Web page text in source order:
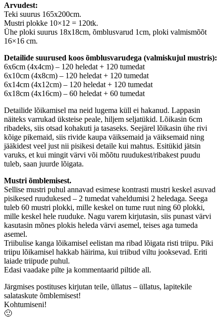
Arvudest:
Teki suurus 165x200cm.
Mustri plokke 10×12 = 120tk.
Ühe ploki suurus 18x18cm, õmblusvarud 1cm, ploki valmismõõt
16×16 cm.
Detailide suurused koos õmblusvarudega (valmiskujul mustris):
6x6cm (4x4cm) – 120 heledat + 120 tumedat
6x10cm (4x8cm) – 120 heledat + 120 tumedat
6x14cm (4x12cm) – 120 heledat + 120 tumedat
6x18cm (4x16cm) – 60 heledat + 60 tumedat
Detailide lõikamisel ma neid lugema küll ei hakanud. Lappasin
näiteks varrukad üksteise peale, hiljem seljatükid. Lõikasin 6cm
ribadeks, siis otsad kohakuti ja tasaseks. Seejärel lõikasin ühe rivi
kõige pikemaid, siis rivide kaupa väiksemaid ja väiksemaid ning
jääkidest veel just nii pisikesi detaile kui mahtus. Esitükid jätsin
varuks, et kui mingit värvi või mõõtu ruudukest/ribakest puudu
tuleb, saan juurde lõigata.
Mustri õmblemisest.
Sellise mustri puhul annavad esimese kontrasti mustri keskel asuvad
pisikesed ruudukesed – 2 tumedat vaheldumisi 2 heledaga. Seega
tuleb 60 mustri plokki, mille keskel on tume ruut ning 60 plokki,
mille keskel hele ruuduke. Nagu varem kirjutasin, siis punast värvi
kasutasin mõnes plokis heleda värvi asemel, teises aga tumeda
asemel.
Triibulise kanga lõikamisel eelistan ma ribad lõigata risti triipu. Piki
triipu lõikamisel hakkab häirima, kui triibud viltu jooksevad. Eriti
laiade triipude puhul.
Edasi vaadake pilte ja kommentaarid piltide all.
Järgmises postituses kirjutan teile, üllatus – üllatus, lapitekile
salataskute õmblemisest!
Kohtumiseni!
🙂